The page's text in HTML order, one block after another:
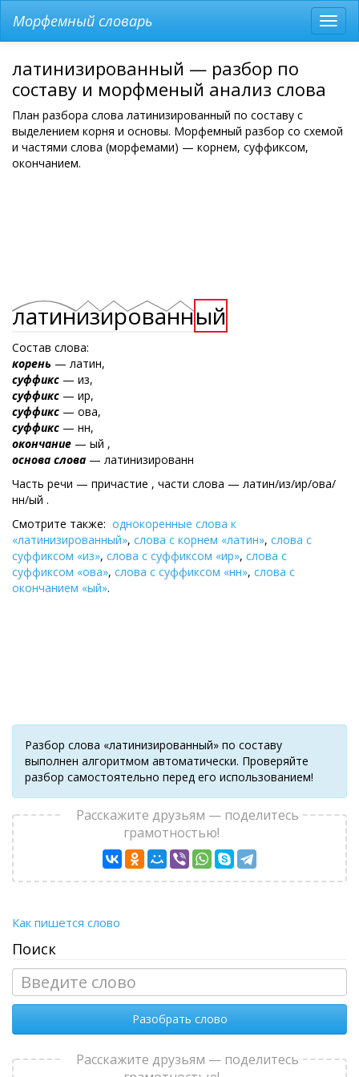
меню
Морфемный словарь
латинизированный — разбор по
составу и морфменый анализ слова
План разбора слова латинизированный по составу с
выделением корня и основы. Морфемный разбор со схемой
и частями слова (морфемами) — корнем, суффиксом,
окончанием.
латинизированный
Состав слова:
корень — латин,
суффикс — из,
суффикс — ир,
суффикс — ова,
суффикс — нн,
окончание — ый ,
основа слова — латинизированн
Часть речи — причастие , части слова — латин/из/ир/ова/
нн/ый .
Смотрите также: однокоренные слова к
«латинизированный», слова с корнем «латин», слова с
суффиксом «из», слова с суффиксом «ир», слова с
суффиксом «ова», слова с суффиксом «нн», слова с
окончанием «ый».
Разбор слова «латинизированный» по составу
выполнен алгоритмом автоматически. Проверяйте
разбор самостоятельно перед его использованием!
Расскажите друзьям — поделитесь
грамотностью!
Как пишется слово
Поиск
Разобрать слово
Расскажите друзьям — поделитесь